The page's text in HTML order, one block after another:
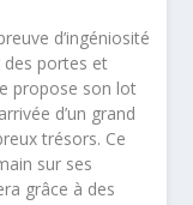
d’ingéniosité
des portes et
propose son lot
d’un grand
trésors. Ce
sur ses
grâce à des